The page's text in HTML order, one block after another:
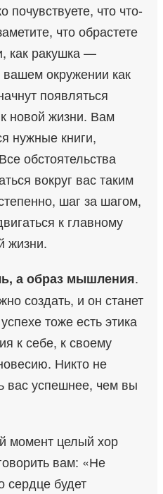
почувствуете, что что-
что обрастете
как ракушка —
окружении как
появляться
новой жизни. Вам
нужные книги,
обстоятельства
вокруг вас таким
шаг за шагом,
к главному
жизни.
а образ мышления.
создать, и он станет
тоже есть этика
к себе, к своему
Никто не
вас успешнее, чем вы
момент целый хор
вам: «Не
сердце будет